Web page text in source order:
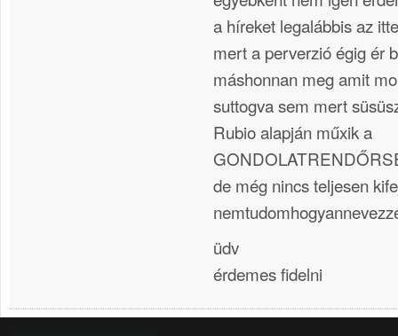
a híreket legalábbis az
mert a perverzió égig ér
máshonnan meg amit
suttogva sem mert
Rubio alapján műxik a
de még nincs teljesen
üdv
érdemes fidelni